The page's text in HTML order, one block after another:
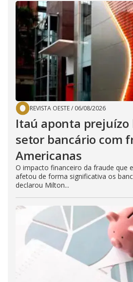
REVISTA OESTE/ 06/08/2026
Itaú aponta
setor bancário com
Americanas
O impacto financeiro da fraude que
afetou de forma significativa os
declarou Milton...